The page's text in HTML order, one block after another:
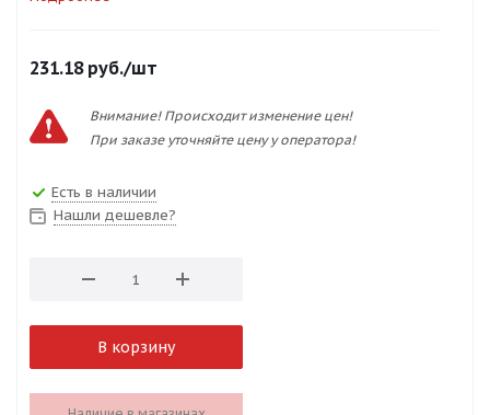
231.18руб./шт
Внимание! Происходит изменение цен!
При заказе уточняйте цену у оператора!
Есть в наличии
Нашли дешевле?
В корзину